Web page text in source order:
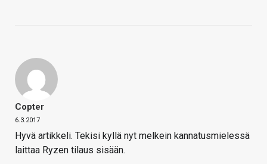
Copter
6.3.2017
Hyvä artikkeli. Tekisi kyllä nyt melkein kannatusmielessä
laittaa Ryzen tilaus sisään.